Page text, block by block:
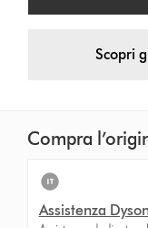
Scopri
Compra
Assistenza